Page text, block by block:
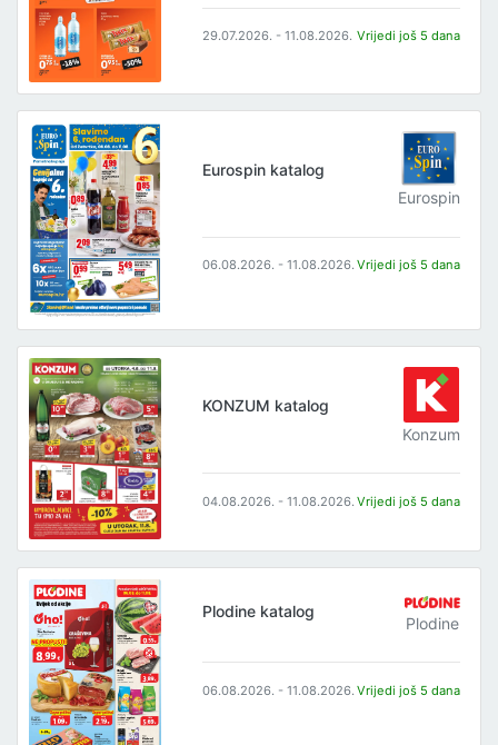
29.07.2026. - 11.08.2026. Vrijedi još 5 dana
Eurospin katalog
Eurospin
06.08.2026. - 11.08.2026. Vrijedi još 5 dana
KONZUM katalog
Konzum
04.08.2026. - 11.08.2026. Vrijedi još 5 dana
Plodine katalog
Plodine
06.08.2026. - 11.08.2026. Vrijedi još 5 dana